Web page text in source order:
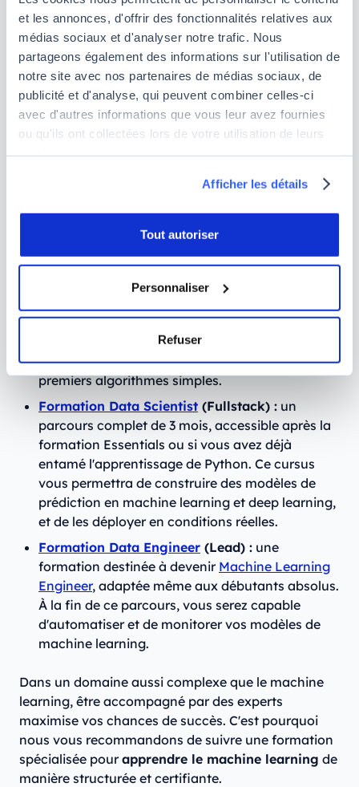
et les annonces, d'offrir des fonctionnalités relatives aux
médias sociaux et d'analyser notre trafic. Nous
partageons également des informations sur l'utilisation de
notre site avec nos partenaires de médias sociaux, de
publicité et d'analyse, qui peuvent combiner celles-ci
avec d'autres informations que vous leur avez fournies
ou qu'ils ont collectées lors de votre utilisation de leurs
Afficher les détails
Tout autoriser
Personnaliser
Refuser
Machine Learning et Data Sciencedans des écoles
d'ingénieurs ou universités vous offre un socle
théorique solide. Toutefois, ces formations sont
souvent longues et moins orientées vers la pratique
quotidienne.
Formations spécialisées et pratiques :pour une
Nous proposons plusieurs parcours adaptés à votre
machine learning efficacement et d'acquérir des
:
une formation de 2 semaines pour ceux qui n'ont
aucune connaissance technique, conçue pour
débuter en machine learning et créer vos
premiers algorithmes simples.
Formation Data Scientist (Fullstack) : un
parcours complet de 3 mois, accessible après la
formation Essentials ou si vous avez déjà
entamé l'apprentissage de Python. Ce cursus
vous permettra de construire des modèles de
prédiction en machine learning et deep learning,
et de les déployer en conditions réelles.
Formation Data Engineer (Lead) : une
formation destinée à devenir Machine Learning
Engineer, adaptée même aux débutants absolus.
À la fin de ce parcours, vous serez capable
d'automatiser et de monitorer vos modèles de
machine learning.
Dans un domaine aussi complexe que le machine
learning, être accompagné par des experts
maximise vos chances de succès. C'est pourquoi
nous vous recommandons de suivre une formation
spécialisée pourapprendre le machine learning de
manière structurée et certifiante.